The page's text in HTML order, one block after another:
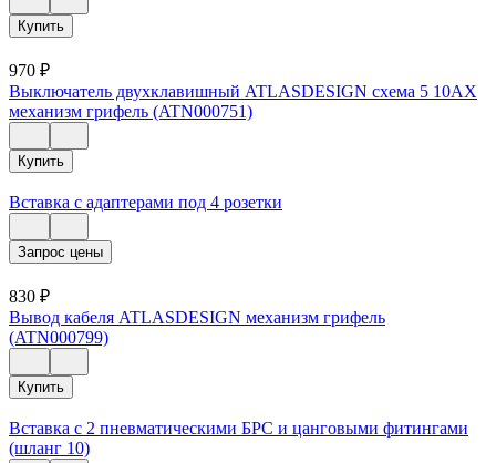
Купить
970 ₽
Выключатель двухклавишный ATLASDESIGN схема 5 10АХ
механизм грифель (ATN000751)
Купить
Вставка с адаптерами под 4 розетки
Запрос цены
830 ₽
Вывод кабеля ATLASDESIGN механизм грифель
(ATN000799)
Купить
Вставка с 2 пневматическими БРС и цанговыми фитингами
(шланг 10)